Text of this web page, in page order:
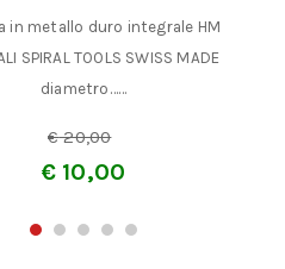
in metallo duro integrale HM
SPIRAL TOOLS SWISS MADE
diametro……
€20,00
€10,00